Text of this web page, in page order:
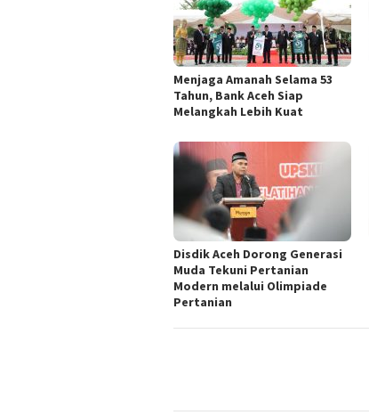
Menjaga Amanah Selama 53
Tahun, Bank Aceh Siap
Melangkah Lebih Kuat
Disdik Aceh Dorong Generasi
Muda Tekuni Pertanian
Modern melalui Olimpiade
Pertanian